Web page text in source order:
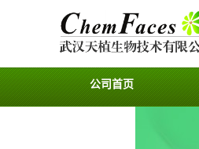
公司首页